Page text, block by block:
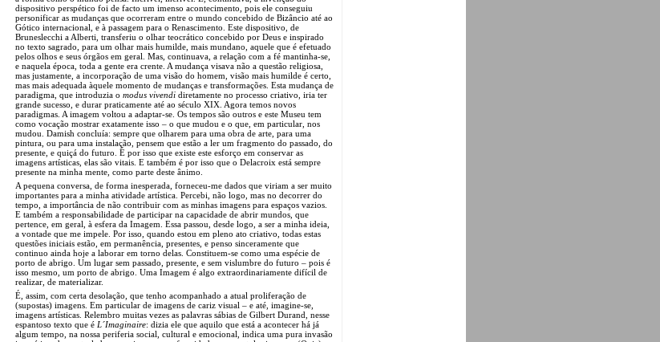
dispositivo perspético foi de facto um imenso acontecimento, pois ele conseguiu
personificar as mudanças que ocorreram entre o mundo concebido de Bizâncio até ao
Gótico internacional, e à passagem para o Renascimento. Este dispositivo, de
Bruneslecchi a Alberti, transferiu o olhar teocrático concebido por Deus e inspirado
no texto sagrado, para um olhar mais humilde, mais mundano, aquele que é efetuado
pelos olhos e seus órgãos em geral. Mas, continuava, a relação com a fé mantinha-se,
e naquela época, toda a gente era crente. A mudança visava não a questão religiosa,
mas justamente, a incorporação de uma visão do homem, visão mais humilde é certo,
mas mais adequada àquele momento de mudanças e transformações. Esta mudança de
paradigma, que introduzia o modus vivendi diretamente no processo criativo, iria ter
grande sucesso, e durar praticamente até ao século XIX. Agora temos novos
paradigmas. A imagem voltou a adaptar-se. Os tempos são outros e este Museu tem
como vocação mostrar exatamente isso – o que mudou e o que, em particular, nos
mudou. Damish concluía: sempre que olharem para uma obra de arte, para uma
pintura, ou para uma instalação, pensem que estão a ler um fragmento do passado, do
presente, e quiçá do futuro. É por isso que existe este esforço em conservar as
imagens artísticas, elas são vitais. E também é por isso que o Delacroix está sempre
presente na minha mente, como parte deste ânimo.
A pequena conversa, de forma inesperada, forneceu-me dados que viriam a ser muito
importantes para a minha atividade artística. Percebi, não logo, mas no decorrer do
tempo, a importância de não contribuir com as minhas imagens para espaços vazios.
E também a responsabilidade de participar na capacidade de abrir mundos, que
pertence, em geral, à esfera da Imagem. Essa passou, desde logo, a ser a minha ideia,
a vontade que me impele. Por isso, quando estou em pleno ato criativo, todas estas
questões iniciais estão, em permanência, presentes, e penso sinceramente que
continuo ainda hoje a laborar em torno delas. Constituem-se como uma espécie de
porto de abrigo. Um lugar sem passado, presente, e sem vislumbre do futuro – pois é
isso mesmo, um porto de abrigo. Uma Imagem é algo extraordinariamente difícil de
realizar, de materializar.
É, assim, com certa desolação, que tenho acompanhado a atual proliferação de
(supostas) imagens. Em particular de imagens de cariz visual – e até, imagine-se,
imagens artísticas. Relembro muitas vezes as palavras sábias de Gilbert Durand, nesse
espantoso texto que é L´Imaginaire: dizia ele que aquilo que está a acontecer há já
algum tempo, na nossa periferia social, cultural e emocional, indica uma pura invasão